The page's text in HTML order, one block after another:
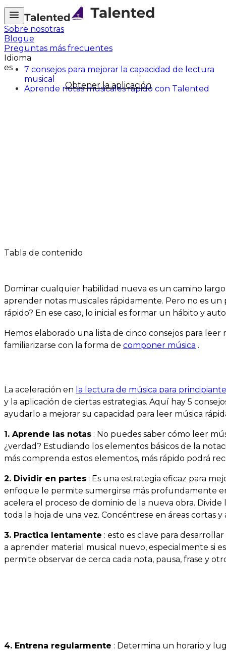
Sobre nosotras
Blogue
Preguntas más frecuentes
Idioma
es
Obtener la aplicación
Tabla de contenido
7 consejos para mejorar la capacidad de lectura
musical
Aprende notas musicales rápido con Talented
Dominar cualquier habilidad nueva es un camino
aprender notas musicales rápidamente. Pero no es
rápido? En ese caso, lo inicial es formar un hábito y
Hemos elaborado una lista de cinco consejos para
familiarizarse con la forma de componer música .
La aceleración en la lectura de música para
y la aplicación de ciertas estrategias. Aquí hay 5
ayudarlo a mejorar su capacidad para leer música
1. Aprende las notas : No puedes saber cómo leer
¿verdad? Estudiando los elementos básicos de la
más comprenda estos elementos, más rápido podrá
2. Dividir en partes : Es una estrategia eficaz para
enfoque le permite sumergirse más profundamente
acelera el proceso de dominio de la nueva obra.
toda la hoja de una vez. Concéntrese en áreas cortas
3. Practica lentamente : esto es clave para
a aprender material musical nuevo, especialmente si
permite observar de cerca cada nota, pausa, frase y
4. Entrena regularmente : Determina un horario y